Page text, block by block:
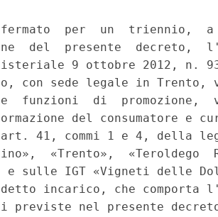
per  un  triennio,
del  presente  decreto,
9 ottobre 2012, n.
con sede legale in
funzioni  di  promozione,
del consumatore e
41, commi 1 e 4, della
«Trento»,
e sulle IGT «Vigneti delle
incarico, che comporta
previste nel presente